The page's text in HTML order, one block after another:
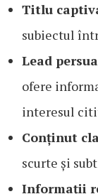
Titlu
subiectul
Lead
ofere
interesul
Conținut
scurte și
Informații